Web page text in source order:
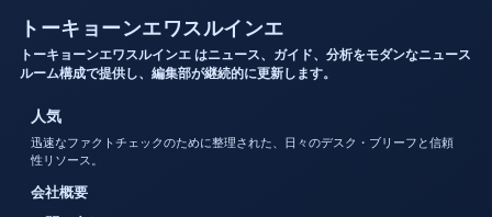
トーキョーンエワスルインエ
トーキョーンエワスルインエ はニュース、ガイド、分析をモダンなニュース
ルーム構成で提供し、編集部が継続的に更新します。
人気
迅速なファクトチェックのために整理された、日々のデスク・ブリーフと信頼
性リソース。
会社概要